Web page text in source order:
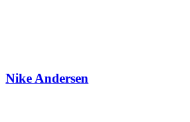
Nike Andersen